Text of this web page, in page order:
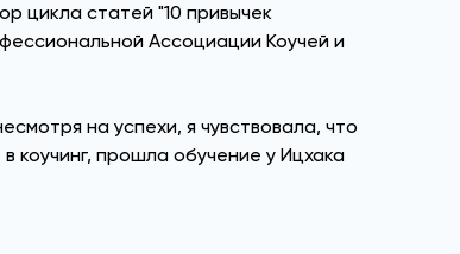
цикла статей "10 привычек
Ассоциации Коучей и
на успехи, я чувствовала, что
коучинг, прошла обучение у Ицхака